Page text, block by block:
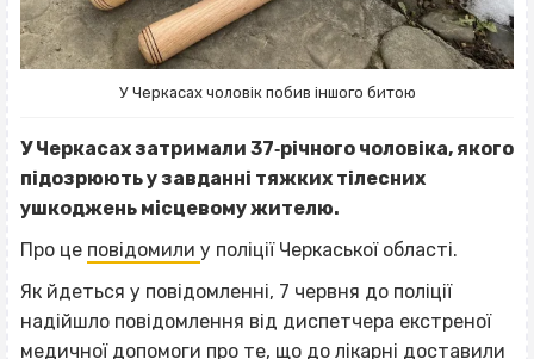
У Черкасах чоловік побив іншого битою
У Черкасах затримали 37‐річного чоловіка, якого
підозрюють у завданні тяжких тілесних
ушкоджень місцевому жителю.
Про це повідомили у поліції Черкаської області.
Як йдеться у повідомленні, 7 червня до поліції
надійшло повідомлення від диспетчера екстреної
медичної допомоги про те, що до лікарні доставили